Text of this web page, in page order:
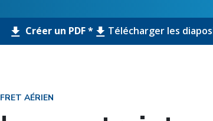
Créer un PDF * Télécharger les
FRET AÉRIEN